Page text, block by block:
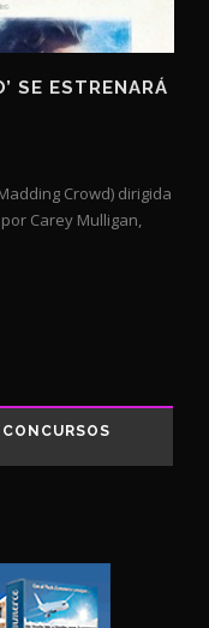
SE ESTRENARÁ
Crowd) dirigida
Carey Mulligan,